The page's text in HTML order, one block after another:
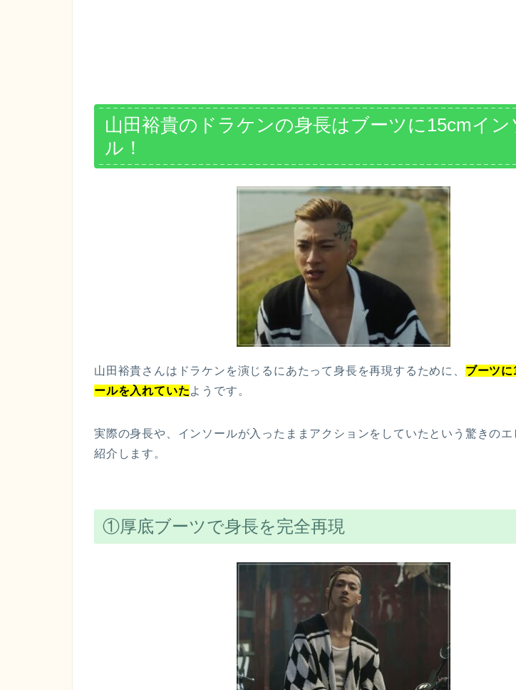
山田裕貴のドラケンの身長はブーツに15cmイン
ル！
山田裕貴さんはドラケンを演じるにあたって身長を再現するために、 ブーツ
ールを入れていたようです。
実際の身長や、インソールが入ったままアクションをしていたという驚きの
紹介します。
①厚底ブーツで身長を完全再現